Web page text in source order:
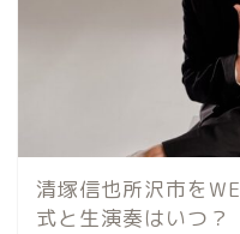
清塚信也所沢市を
式と生演奏はいつ？